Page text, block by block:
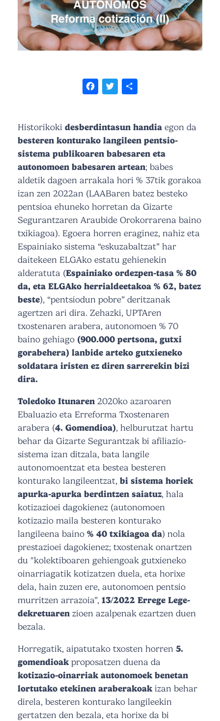
Facebook
Twitter
Historikoki desberdintasun handia egon da
besteren konturako langileen pentsio-
sistema publikoaren babesaren eta
autonomoen babesaren artean; babes
aldetik dagoen arrakala hori % 37tik gorakoa
izan zen 2022an (LAABaren batez besteko
pentsioa ehuneko horretan da Gizarte
Segurantzaren Araubide Orokorrarena baino
txikiagoa). Egoera horren eraginez, nahiz eta
Espainiako sistema “eskuzabaltzat” har
daitekeen ELGAko estatu gehienekin
alderatuta (Espainiako ordezpen-tasa % 80
da, eta ELGAko herrialdeetakoa % 62, batez
beste), “pentsiodun pobre” deritzanak
agertzen ari dira. Zehazki, UPTAren
txostenaren arabera, autonomoen % 70
baino gehiago (900.000 pertsona, gutxi
gorabehera) lanbide arteko gutxieneko
soldatara iristen ez diren sarrerekin bizi
dira.
Toledoko Itunaren 2020ko azaroaren
Ebaluazio eta Erreforma Txostenaren
arabera (4. Gomendioa), helburutzat hartu
behar da Gizarte Segurantzak bi afiliazio-
sistema izan ditzala, bata langile
autonomoentzat eta bestea besteren
konturako langileentzat, bi sistema horiek
apurka-apurka berdintzen saiatuz, hala
kotizazioei dagokienez (autonomoen
kotizazio maila besteren konturako
langileena baino % 40 txikiagoa da) nola
prestazioei dagokienez; txostenak onartzen
du "kolektiboaren gehiengoak gutxieneko
oinarriagatik kotizatzen duela, eta horixe
dela, hain zuzen ere, autonomoen pentsio
murritzen arrazoia”, 13/2022 Errege Lege-
dekretuaren zioen azalpenak ezartzen duen
bezala.
Horregatik, aipatutako txosten horren 5.
gomendioakproposatzen duena da
kotizazio-oinarriak autonomoek benetan
lortutako etekinen araberakoak izan behar
direla, besteren konturako langileekin
gertatzen den bezala, eta horixe da bi